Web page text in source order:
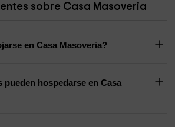
sobre Casa Masoveria
en Casa Masoveria?
pueden hospedarse en Casa